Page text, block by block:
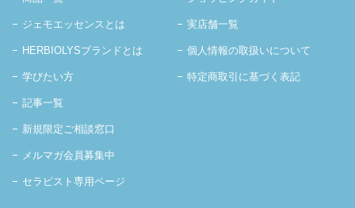
ジェモエッセンスとは
HERBIOLYSブランドとは
学びたい方
記事一覧
新規限定ご相談窓口
メルマガ会員募集中
セラピスト専用ページ
実店舗一覧
個人情報の取扱いについて
特定商取引に基づく表記